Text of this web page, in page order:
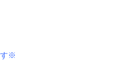
す※